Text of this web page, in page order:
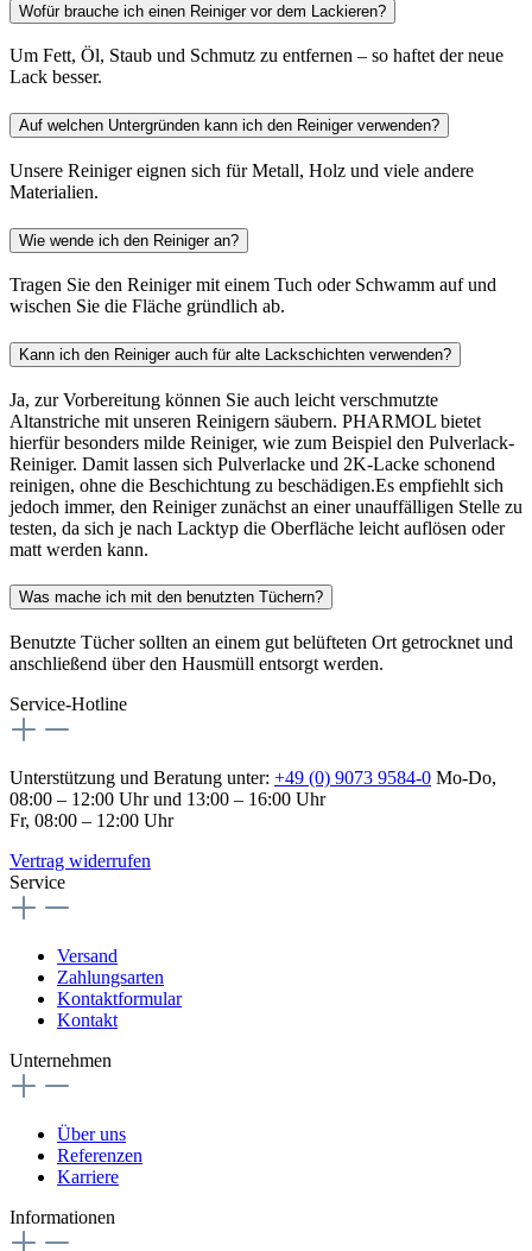
Wofür brauche ich einen Reiniger vor dem Lackieren?
Um Fett, Öl, Staub und Schmutz zu entfernen – so haftet der neue
Lack besser.
Auf welchen Untergründen kann ich den Reiniger verwenden?
Unsere Reiniger eignen sich für Metall, Holz und viele andere
Materialien.
Wie wende ich den Reiniger an?
Tragen Sie den Reiniger mit einem Tuch oder Schwamm auf und
wischen Sie die Fläche gründlich ab.
Kann ich den Reiniger auch für alte Lackschichten verwenden?
Ja, zur Vorbereitung können Sie auch leicht verschmutzte
Altanstriche mit unseren Reinigern säubern. PHARMOL bietet
hierfür besonders milde Reiniger, wie zum Beispiel den Pulverlack-
Reiniger. Damit lassen sich Pulverlacke und 2K-Lacke schonend
reinigen, ohne die Beschichtung zu beschädigen.Es empfiehlt sich
jedoch immer, den Reiniger zunächst an einer unauffälligen Stelle zu
testen, da sich je nach Lacktyp die Oberfläche leicht auflösen oder
matt werden kann.
Was mache ich mit den benutzten Tüchern?
Benutzte Tücher sollten an einem gut belüfteten Ort getrocknet und
anschließend über den Hausmüll entsorgt werden.
Service-Hotline
Unterstützung und Beratung unter: +49 (0) 9073 9584-0 Mo-Do,
08:00 – 12:00 Uhr und 13:00 – 16:00 Uhr
Fr, 08:00 – 12:00 Uhr
Vertrag widerrufen
Service
Versand
Zahlungsarten
Kontaktformular
Kontakt
Unternehmen
Über uns
Referenzen
Karriere
Informationen